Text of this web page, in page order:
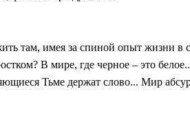
там, имея за спиной опыт жизни в
В мире, где черное – это
Тьме держат слово... Мир